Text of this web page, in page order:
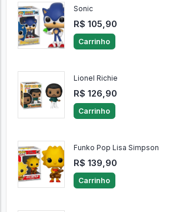
Sonic
R$ 105,90
Carrinho
Lionel Richie
R$ 126,90
Carrinho
Funko Pop Lisa Simpson
R$ 139,90
Carrinho